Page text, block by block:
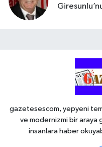
gazetesescom, yepyeni
ve modernizmi bir araya
insanlara haber